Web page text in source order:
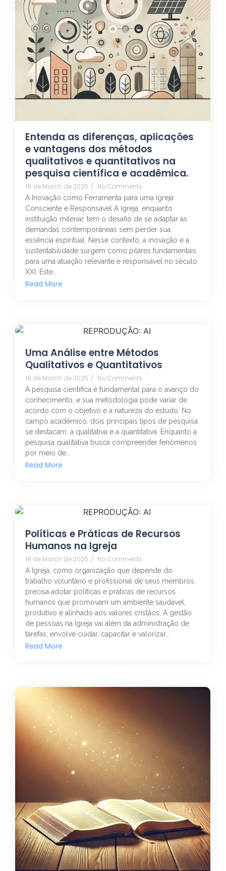
Entenda as diferenças, aplicações
e vantagens dos métodos
qualitativos e quantitativos na
pesquisa científica e acadêmica.
18 de March de 2025 / No Comments
A Inovação como Ferramenta para uma Igreja
Consciente e Responsável A Igreja, enquanto
instituição milenar, tem o desafio de se adaptar às
demandas contemporâneas sem perder sua
essência espiritual. Nesse contexto, a inovação e a
sustentabilidade surgem como pilares fundamentais
para uma atuação relevante e responsável no século
XXI. Este…
Read More
Uma Análise entre Métodos
Qualitativos e Quantitativos
18 de March de 2025 / No Comments
A pesquisa científica é fundamental para o avanço do
conhecimento, e sua metodologia pode variar de
acordo com o objetivo e a natureza do estudo. No
campo acadêmico, dois principais tipos de pesquisa
se destacam: a qualitativa e a quantitativa. Enquanto a
pesquisa qualitativa busca compreender fenômenos
por meio de…
Read More
Políticas e Práticas de Recursos
Humanos na Igreja
18 de March de 2025 / No Comments
A Igreja, como organização que depende do
trabalho voluntário e profissional de seus membros,
precisa adotar políticas e práticas de recursos
humanos que promovam um ambiente saudável,
produtivo e alinhado aos valores cristãos. A gestão
de pessoas na Igreja vai além da administração de
tarefas; envolve cuidar, capacitar e valorizar…
Read More